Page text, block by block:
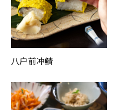
八户前冲鲭